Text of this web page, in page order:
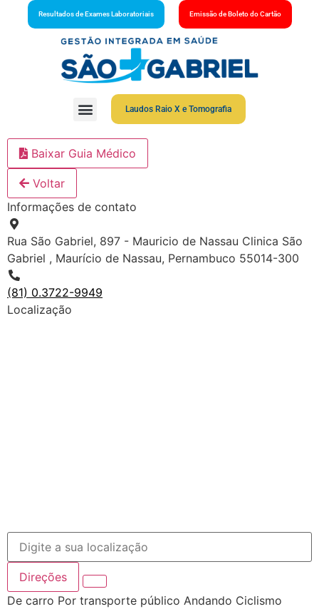
Resultados de Exames Laboratoriais Emissão de Boleto do Cartão
Laudos Raio X e Tomografia
Baixar Guia Médico
Voltar
Informações de contato
Rua São Gabriel, 897 - Mauricio de Nassau Clinica São
Gabriel , Maurício de Nassau, Pernambuco 55014-300
(81) 0.3722-9949
Localização
Direções
De carro Por transporte público Andando Ciclismo